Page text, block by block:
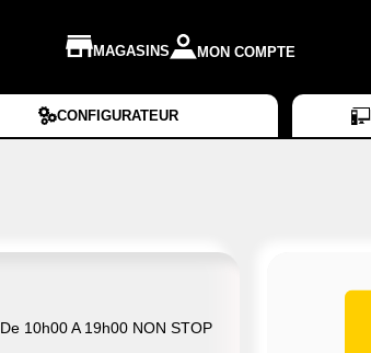
MAGASINS MON COMPTE
CONFIGURATEUR
De 10h00 A 19h00 NON STOP